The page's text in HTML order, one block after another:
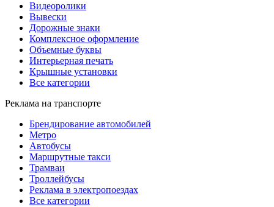
Видеоролики
Вывески
Дорожные знаки
Комплексное оформление
Объемные буквы
Интерьерная печать
Крышные установки
Все категории
Реклама на транспорте
Брендирование автомобилей
Метро
Автобусы
Маршрутные такси
Трамваи
Троллейбусы
Реклама в электропоездах
Все категории